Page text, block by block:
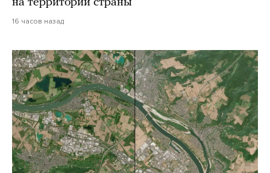
на территории страны
16 часов назад